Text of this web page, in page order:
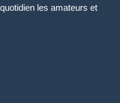
les amateurs et